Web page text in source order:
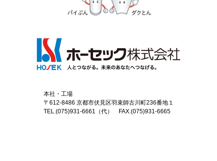
本社・工場
〒612-8486 京都市伏見区羽束師古川町236番地１
TEL.(075)931-6661（代） FAX.(075)931-6665